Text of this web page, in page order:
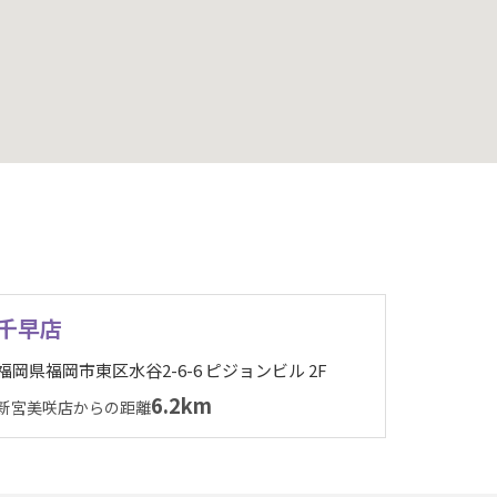
早店
岡県福岡市東区水谷2-6-6 ピジョンビル 2F
宮美咲店からの距離6.2km